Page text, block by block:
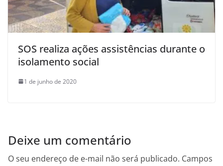
SOS realiza ações assistências durante o
isolamento social
1 de junho de 2020
Deixe um comentário
O seu endereço de e-mail não será publicado. Campos